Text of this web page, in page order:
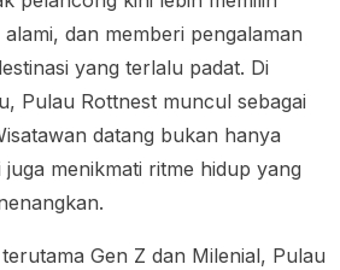
dan memberi pengalaman
yang terlalu padat. Di
Pulau Rottnest muncul sebagai
datang bukan hanya
menikmati ritme hidup yang
Gen Z dan Milenial, Pulau